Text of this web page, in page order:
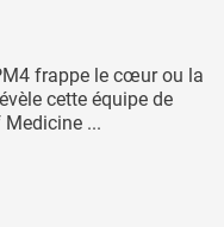
frappe le cœur ou la
cette équipe de
...